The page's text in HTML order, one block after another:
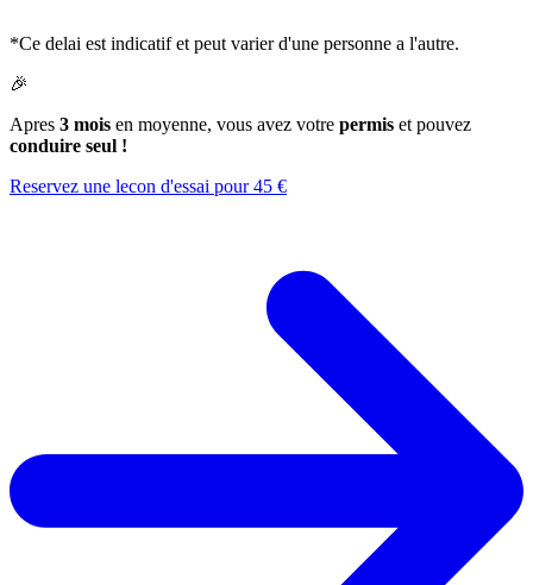
*Ce delai est indicatif et peut varier d'une personne a l'autre.
🎉
Apres 3 mois en moyenne, vous avez votre permis et pouvez
conduire seul !
Reservez une lecon d'essai pour 45 €